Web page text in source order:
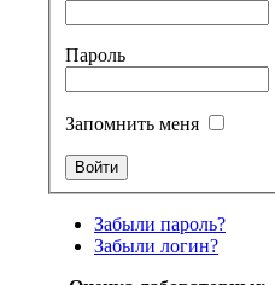
Пароль
Запомнить меня
Забыли пароль?
Забыли логин?